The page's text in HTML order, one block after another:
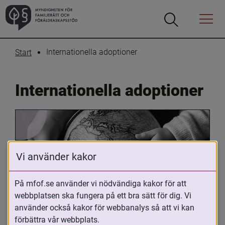
Öppna
Öppna
Menyn
Start Internationella adoptioner
Internationella adoptioner
Oavsett om du är adopterad,
adoptivförälder eller arbetar med
Vi använder kakor
På mfof.se använder vi nödvändiga kakor för att
webbplatsen ska fungera på ett bra sätt för dig. Vi
använder också kakor för webbanalys så att vi kan
förbättra vår webbplats.